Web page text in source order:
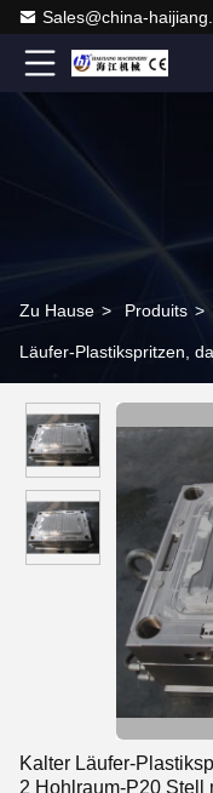
Sales@china-
Zu Hause > Produits >
Läufer-Plastikspritzen,
Kalter Läufer-
2 Hohlraum-P20 Stell